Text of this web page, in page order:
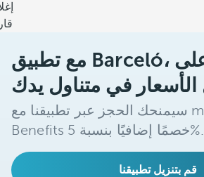
مع تطبيق Barceló، ستحصل على
سيمنحك الحجز عبر تطبيقنا مع my Barceló
Benefits خصمًا إضافيًا بنسبة 5%.
قم بتنزيل تطبيقنا